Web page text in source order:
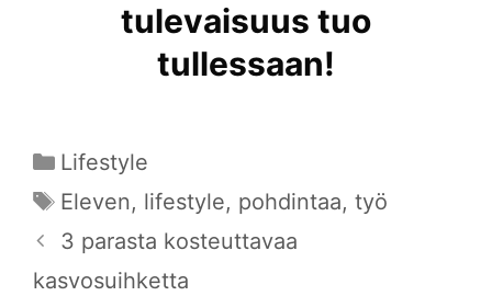
tulevaisuus tuo
tullessaan!
Kategoriat
Lifestyle
Avainsanat
Eleven, lifestyle, pohdintaa, työ
3 parasta kosteuttavaa
kasvosuihketta